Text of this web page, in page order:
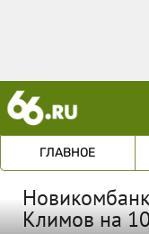
ГЛАВНОЕ
Климов на